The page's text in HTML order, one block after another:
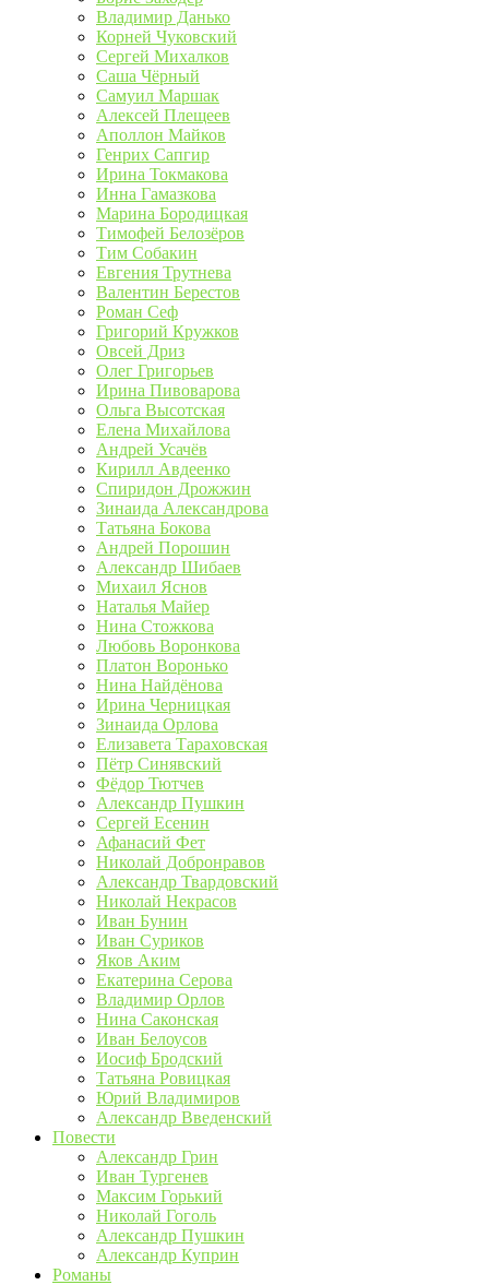
Владимир Данько
Корней Чуковский
Сергей Михалков
Саша Чёрный
Самуил Маршак
Алексей Плещеев
Аполлон Майков
Генрих Сапгир
Ирина Токмакова
Инна Гамазкова
Марина Бородицкая
Тимофей Белозёров
Тим Собакин
Евгения Трутнева
Валентин Берестов
Роман Сеф
Григорий Кружков
Овсей Дриз
Олег Григорьев
Ирина Пивоварова
Ольга Высотская
Елена Михайлова
Андрей Усачёв
Кирилл Авдеенко
Спиридон Дрожжин
Зинаида Александрова
Татьяна Бокова
Андрей Порошин
Александр Шибаев
Михаил Яснов
Наталья Майер
Нина Стожкова
Любовь Воронкова
Платон Воронько
Нина Найдёнова
Ирина Черницкая
Зинаида Орлова
Елизавета Тараховская
Пётр Синявский
Фёдор Тютчев
Александр Пушкин
Сергей Есенин
Афанасий Фет
Николай Добронравов
Александр Твардовский
Николай Некрасов
Иван Бунин
Иван Суриков
Яков Аким
Екатерина Серова
Владимир Орлов
Нина Саконская
Иван Белоусов
Иосиф Бродский
Татьяна Ровицкая
Юрий Владимиров
Александр Введенский
Повести
Александр Грин
Иван Тургенев
Максим Горький
Николай Гоголь
Александр Пушкин
Александр Куприн
Романы